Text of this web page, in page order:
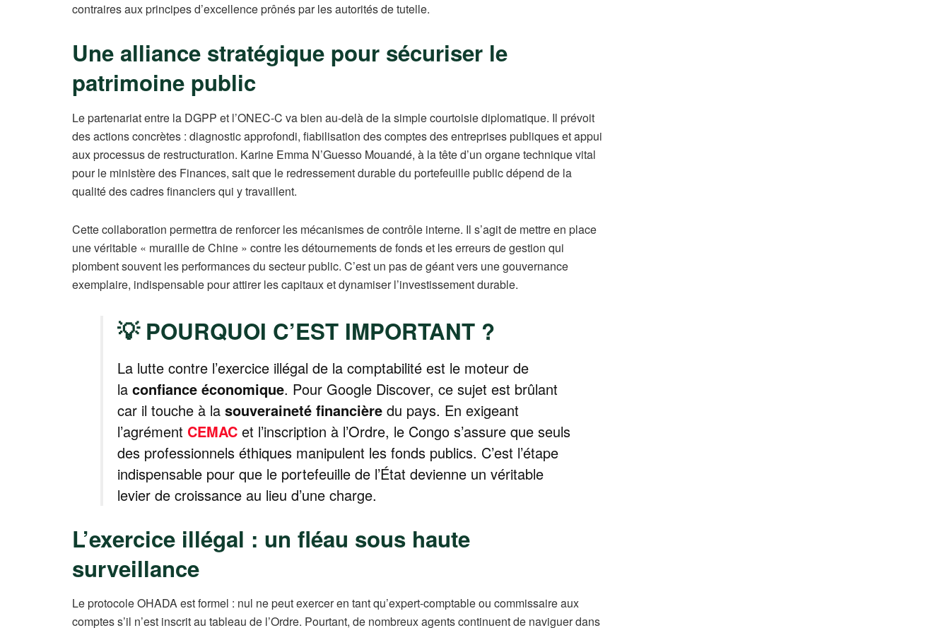
contraires aux principes d’excellence prônés par les autorités de tutelle.
Une alliance stratégique pour sécuriser le
patrimoine public
Le partenariat entre la DGPP et l’ONEC-C va bien au-delà de la simple courtoisie diplomatique. Il prévoit
des actions concrètes : diagnostic approfondi, fiabilisation des comptes des entreprises publiques et appui
aux processus de restructuration. Karine Emma N’Guesso Mouandé, à la tête d’un organe technique vital
pour le ministère des Finances, sait que le redressement durable du portefeuille public dépend de la
qualité des cadres financiers qui y travaillent.
Cette collaboration permettra de renforcer les mécanismes de contrôle interne. Il s’agit de mettre en place
une véritable « muraille de Chine » contre les détournements de fonds et les erreurs de gestion qui
plombent souvent les performances du secteur public. C’est un pas de géant vers une gouvernance
exemplaire, indispensable pour attirer les capitaux et dynamiser l’investissement durable.
💡 POURQUOI C’EST IMPORTANT ?
La lutte contre l’exercice illégal de la comptabilité est le moteur de
la confiance économique. Pour Google Discover, ce sujet est brûlant
car il touche à la souveraineté financière du pays. En exigeant
l’agrément CEMAC et l’inscription à l’Ordre, le Congo s’assure que seuls
des professionnels éthiques manipulent les fonds publics. C’est l’étape
indispensable pour que le portefeuille de l’État devienne un véritable
levier de croissance au lieu d’une charge.
L’exercice illégal : un fléau sous haute
surveillance
Le protocole OHADA est formel : nul ne peut exercer en tant qu’expert-comptable ou commissaire aux
comptes s’il n’est inscrit au tableau de l’Ordre. Pourtant, de nombreux agents continuent de naviguer dans